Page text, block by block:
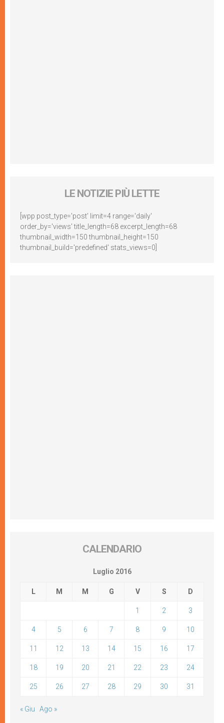
LE NOTIZIE PIÙ LETTE
[wpp post_type='post' limit=4 range='daily'
order_by='views' title_length=68 excerpt_length=68
thumbnail_width=150 thumbnail_height=150
thumbnail_build='predefined' stats_views=0]
CALENDARIO
Luglio 2016
L M M G V S D
1 2 3
4 5 6 7 8 9 10
11 12 13 14 15 16 17
18 19 20 21 22 23 24
25 26 27 28 29 30 31
« Giu Ago »